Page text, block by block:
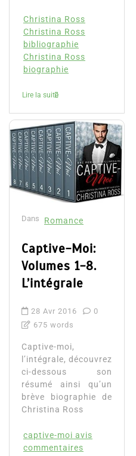
Christina Ross
Christina Ross
bibliographie
Christina Ross
biographie
Lire la suite
Dans Romance
Captive-Moi:
Volumes 1-8.
L’intégrale
28 Avr 2016
0
675 words
Captive-moi,
l’intégrale, découvrez
ci-dessous son
résumé ainsi qu’un
brève biographie de
Christina Ross
captive-moi avis
commentaires